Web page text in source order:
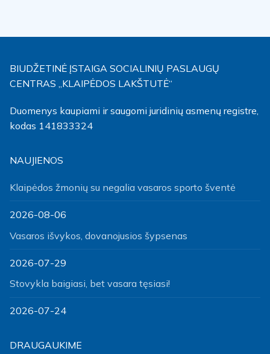
BIUDŽETINĖ ĮSTAIGA SOCIALINIŲ PASLAUGŲ
CENTRAS „KLAIPĖDOS LAKŠTUTĖ“
Duomenys kaupiami ir saugomi juridinių asmenų registre,
kodas 141833324
NAUJIENOS
Klaipėdos žmonių su negalia vasaros sporto šventė
2026-08-06
Vasaros išvykos, dovanojusios šypsenas
2026-07-29
Stovykla baigiasi, bet vasara tęsiasi!
2026-07-24
DRAUGAUKIME